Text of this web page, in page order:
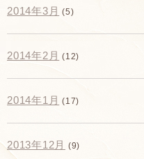
2014年3月 (5)
2014年2月 (12)
2014年1月 (17)
2013年12月 (9)